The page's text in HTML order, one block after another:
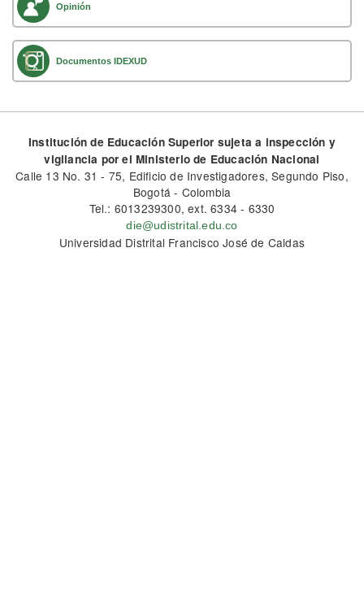
Opinión
Documentos IDEXUD
Institución de Educación Superior sujeta a inspección y
vigilancia por el Ministerio de Educación Nacional
Calle 13 No. 31 - 75, Edificio de Investigadores, Segundo Piso,
Bogotá - Colombia
Tel.: 6013239300, ext. 6334 - 6330
die@udistrital.edu.co
Universidad Distrital Francisco José de Caldas